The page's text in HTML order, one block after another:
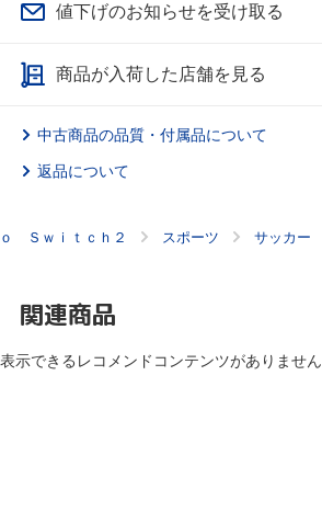
値下げのお知らせを受け取る
商品が入荷した店舗を見る
中古商品の品質・付属品について
返品について
Ｓｗｉｔｃｈ２ スポーツ サッカー
関連商品
表示できるレコメンドコンテンツがありません